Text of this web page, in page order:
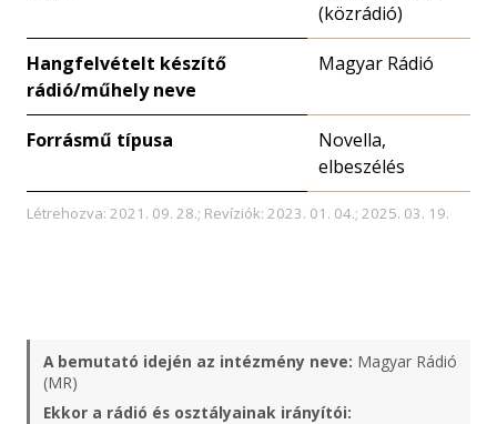
(közrádió)
Hangfelvételt készítő
rádió/műhely neve
Magyar Rádió
Forrásmű típusa
Novella,
elbeszélés
Létrehozva: 2021. 09. 28.; Revíziók: 2023. 01. 04.; 2025. 03. 19.
A bemutató idején az intézmény neve: Magyar Rádió
(MR)
Ekkor a rádió és osztályainak irányítói: